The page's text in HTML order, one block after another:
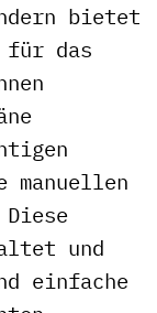
bietet
für das
manuellen
und
einfache